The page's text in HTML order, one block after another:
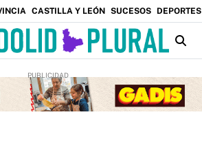
CASTILLA Y LEÓN SUCESOS DEPORTES